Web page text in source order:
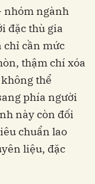
nhóm ngành
đặc thù gia
chỉ cần mức
thậm chí xóa
thể
phía người
này còn đối
chuẩn lao
liệu, đặc